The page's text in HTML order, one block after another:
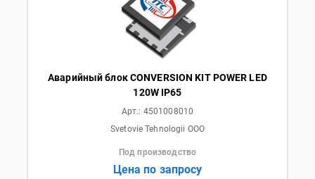
Аварийный блок CONVERSION KIT POWER LED
120W IP65
Арт.: 4501008010
Svetovie Tehnologii OOO
Под производство
Цена по запросу